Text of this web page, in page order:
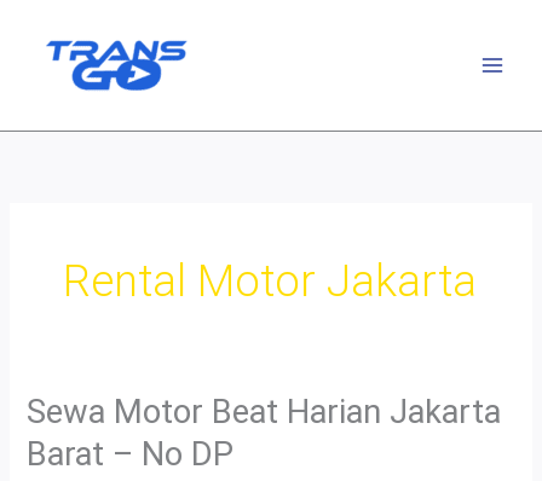
Rental Motor Jakarta
Sewa Motor Beat Harian Jakarta
Barat – No DP